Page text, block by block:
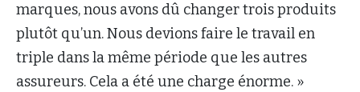
marques, nous avons dû changer trois produits
plutôt qu’un. Nous devions faire le travail en
triple dans la même période que les autres
assureurs. Cela a été une charge énorme. »